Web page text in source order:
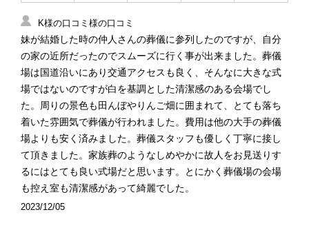
K様の口コミ様の口コミ
妹が結婚した時の仲人さんの葬儀に参列したのですが、自分
の家の近所だったのでスムーズに行く事が出来ました。葬儀
場は国道沿いにあり交通アクセスも良く、そんなに大きな式
場ではないのですが白を基調とした清潔感のある会場でし
た。周りの景色も田んぼやりんご畑に囲まれて、とても落ち
着いた雰囲気で葬儀が行われました。費用は他の大手の葬儀
場よりも安く済みました。葬儀スタッフも優しく丁寧に接し
て頂きました。家族葬のようなしめやかに故人をお見送りす
るにはとても良い式場だと思います。とにかく葬儀場の会場
も控え室も清潔感があって綺麗でした。
2023/12/05